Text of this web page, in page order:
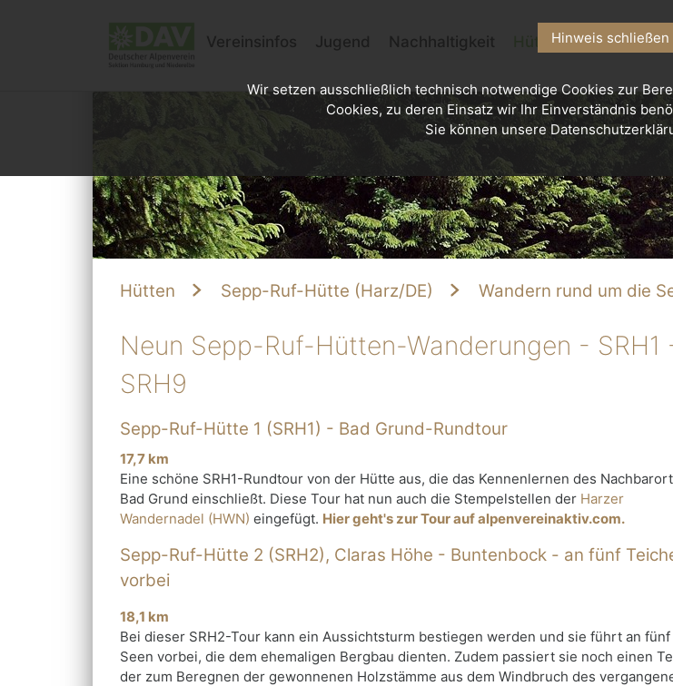
Vereinsinfos Jugend Nachhaltigkeit Hütten
Hütten Sepp-Ruf-Hütte (Harz/DE) Wandern rund um die
Neun Sepp-Ruf-Hütten-Wanderungen - SRH1
SRH9
Sepp-Ruf-Hütte 1 (SRH1) - Bad Grund-Rundtour
17,7 km
⁠Eine schöne SRH1-Rundtour von der Hütte aus, die das Kennenlernen des
Bad Grund einschließt. Diese Tour hat nun auch die Stempelstellen der Harzer
Wandernadel (HWN) eingefügt. Hier geht's zur Tour auf alpenvereinaktiv.com.
Sepp-Ruf-Hütte 2 (SRH2), Claras Höhe - Buntenbock - an fünf
vorbei
⁠18,1 km
Bei dieser SRH2-Tour kann ein Aussichtsturm bestiegen werden und sie führt an fünf
Seen vorbei, die dem ehemaligen Bergbau dienten. Zudem passiert sie noch einen
der zum Beregnen der gewonnenen Holzstämme aus dem Windbruch des
Hinweis schließen
Wir setzen ausschließlich technisch notwendige Cookies zur
Cookies, zu deren Einsatz wir Ihr Einverständnis
Sie können unsere